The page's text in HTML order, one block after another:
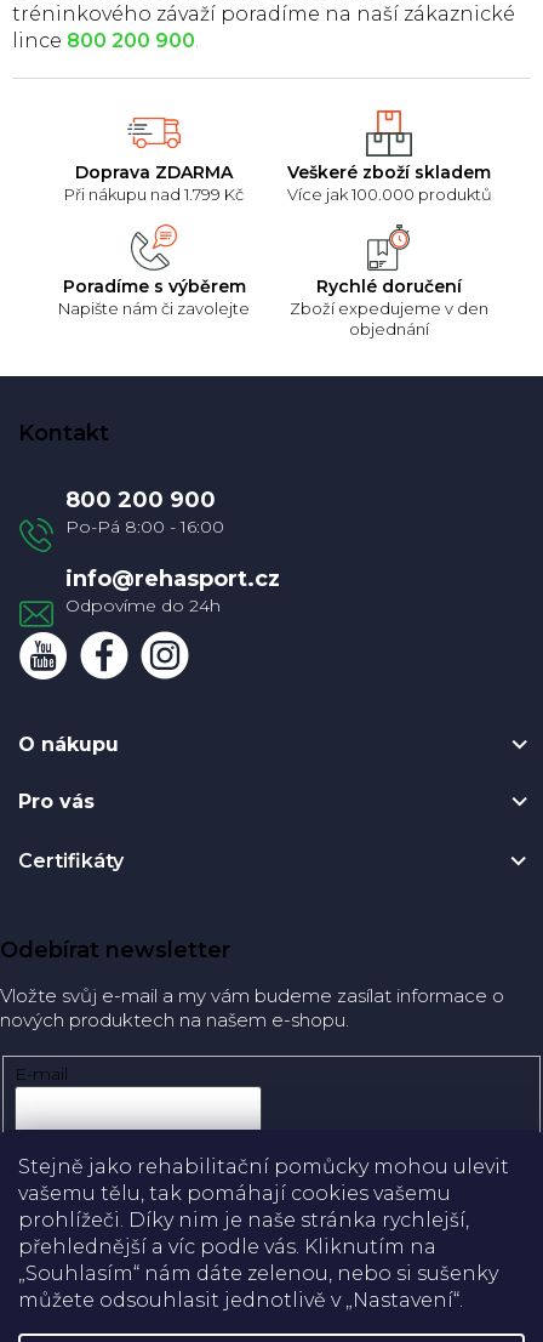
Stejně jako rehabilitační pomůcky mohou ulevit
vašemu tělu, tak pomáhají cookies vašemu
prohlížeči. Díky nim je naše stránka rychlejší,
přehlednější a víc podle vás. Kliknutím na
„Souhlasím“ nám dáte zelenou, nebo si sušenky
můžete odsouhlasit jednotlivě v „Nastavení“.
tréninkového závaží poradíme na naší zákaznické
lince 800 200 900
Doprava ZDARMA
Při nákupu nad 1.799 Kč
Veškeré zboží skladem
Více jak 100.000 produktů
Poradíme s výběrem
Napište nám či zavolejte
Rychlé doručení
Zboží expedujeme v den
objednání
Kontakt
info@rehasport.cz
800 200 900
O nákupu
Pro vás
Certifikáty
Doprava
Platba
Odebírat newsletter
Vložte svůj e-mail a my vám budeme zasílat informace o
nových produktech na našem e-shopu.
E-mail
Přihlásit se